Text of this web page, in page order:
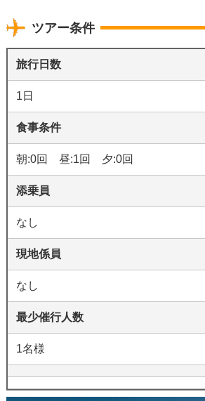
ツアー条件
旅行日数
1日
食事条件
朝:0回 昼:1回 夕:0回
添乗員
なし
現地係員
なし
最少催行人数
1名様